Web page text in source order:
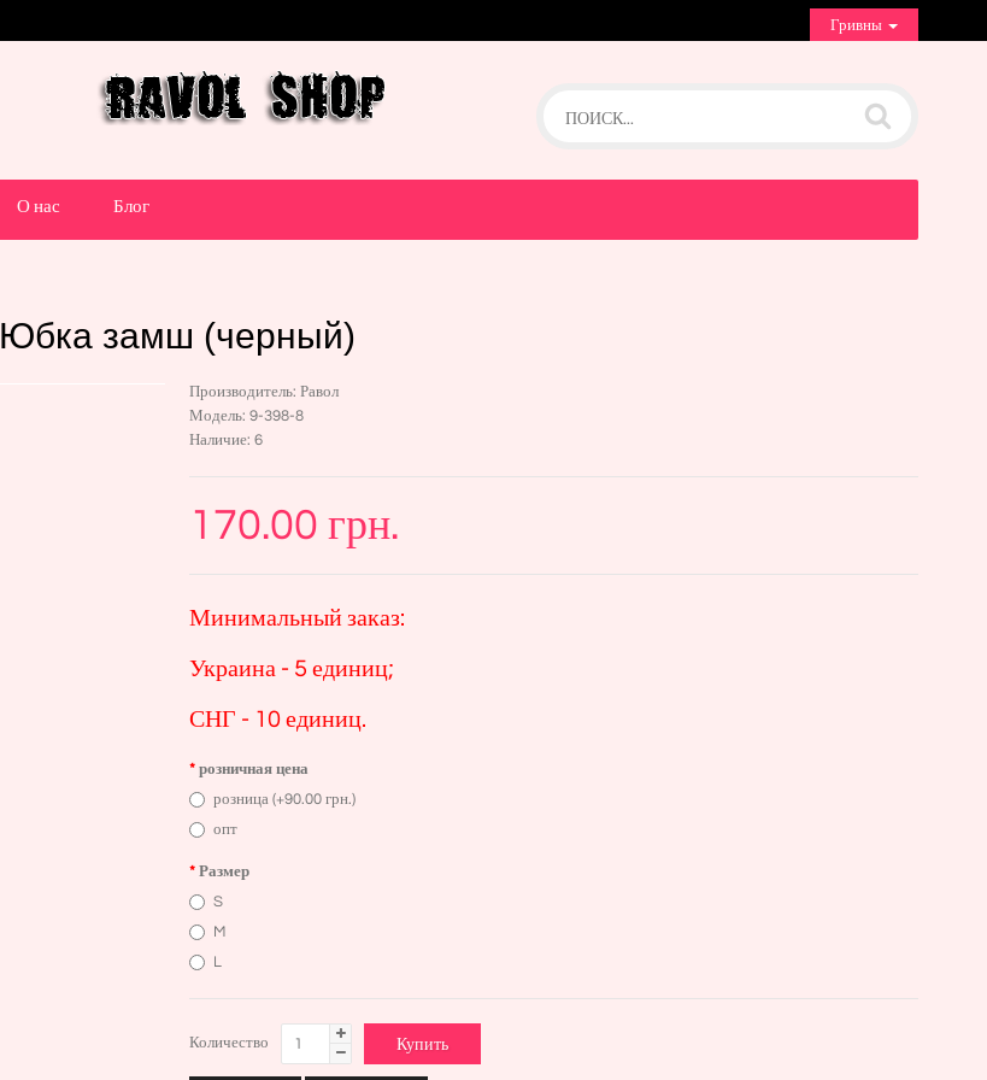
Гривны
О нас Блог
Юбка замш (черный)
Производитель: Равол
Модель: 9-398-8
Наличие: 6
170.00 грн.
Минимальный заказ:
Украина - 5 единиц;
СНГ - 10 единиц.
розничная цена
розница (+90.00 грн.)
опт
Размер
S
M
L
Количество